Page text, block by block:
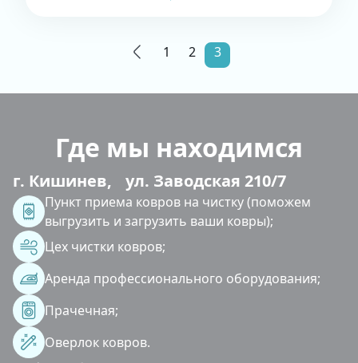
1 2 3
Где мы находимся
г. Кишинев, ул. Заводская 210/7
Пункт приема ковров на чистку (поможем
выгрузить и загрузить ваши ковры);
Цех чистки ковров;
Аренда профессионального оборудования;
Прачечная;
Оверлок ковров.